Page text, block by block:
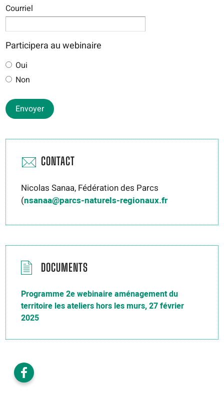
Courriel
Participera au webinaire
Oui
Non
Envoyer
CONTACT
Nicolas Sanaa, Fédération des Parcs
(nsanaa@parcs-naturels-regionaux.fr
DOCUMENTS
Programme 2e webinaire aménagement du
territoire les ateliers hors les murs, 27 février
2025